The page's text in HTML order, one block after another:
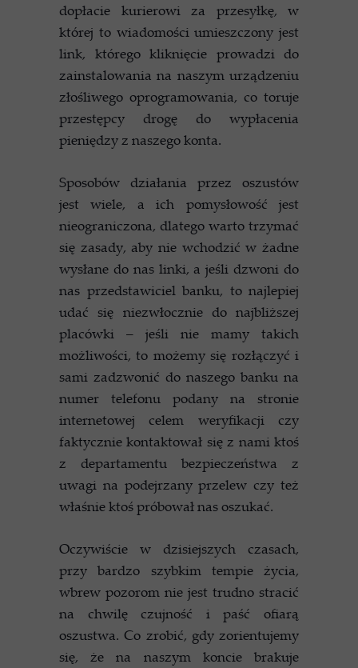
dopłacie kurierowi za przesyłkę, w
której to wiadomości umieszczony jest
link, którego kliknięcie prowadzi do
zainstalowania na naszym urządzeniu
złośliwego oprogramowania, co toruje
przestępcy drogę do wypłacenia
pieniędzy z naszego konta.
Sposobów działania przez oszustów
jest wiele, a ich pomysłowość jest
nieograniczona, dlatego warto trzymać
się zasady, aby nie wchodzić w żadne
wysłane do nas linki, a jeśli dzwoni do
nas przedstawiciel banku, to najlepiej
udać się niezwłocznie do najbliższej
placówki – jeśli nie mamy takich
możliwości, to możemy się rozłączyć i
sami zadzwonić do naszego banku na
numer telefonu podany na stronie
internetowej celem weryfikacji czy
faktycznie kontaktował się z nami ktoś
z departamentu bezpieczeństwa z
uwagi na podejrzany przelew czy też
właśnie ktoś próbował nas oszukać.
Oczywiście w dzisiejszych czasach,
przy bardzo szybkim tempie życia,
wbrew pozorom nie jest trudno stracić
na chwilę czujność i paść ofiarą
oszustwa. Co zrobić, gdy zorientujemy
się, że na naszym koncie brakuje